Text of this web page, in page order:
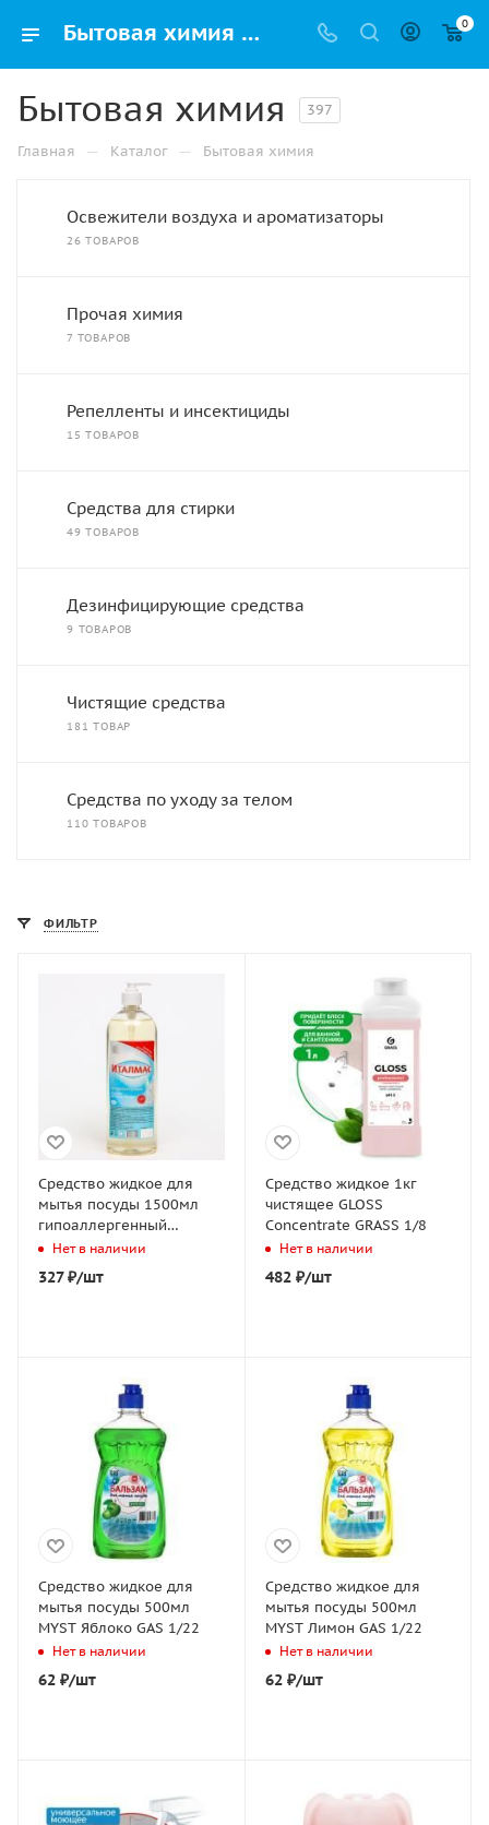
Бытовая химия купить в Нижнем Новгороде по низкой цене оптом и дешево с доставкой 0
Бытовая химия 397
Главная — Каталог — Бытовая химия
Освежители воздуха и ароматизаторы
26 ТОВАРОВ
Прочая химия
7 ТОВАРОВ
Репелленты и инсектициды
15 ТОВАРОВ
Средства для стирки
49 ТОВАРОВ
Дезинфицирующие средства
9 ТОВАРОВ
Чистящие средства
181 ТОВАР
Средства по уходу за телом
110 ТОВАРОВ
ФИЛЬТР
Средство жидкое для
мытья посуды 1500мл
гипоаллергенный
Италмас 1/12
Нет в наличии
327₽/шт
Средство жидкое 1кг
чистящее GLOSS
Concentrate GRASS 1/8
Нет в наличии
482₽/шт
Средство жидкое для
мытья посуды 500мл
MYST Яблоко GAS 1/22
Нет в наличии
62 ₽/шт
Средство жидкое для
мытья посуды 500мл
MYST Лимон GAS 1/22
Нет в наличии
62₽/шт